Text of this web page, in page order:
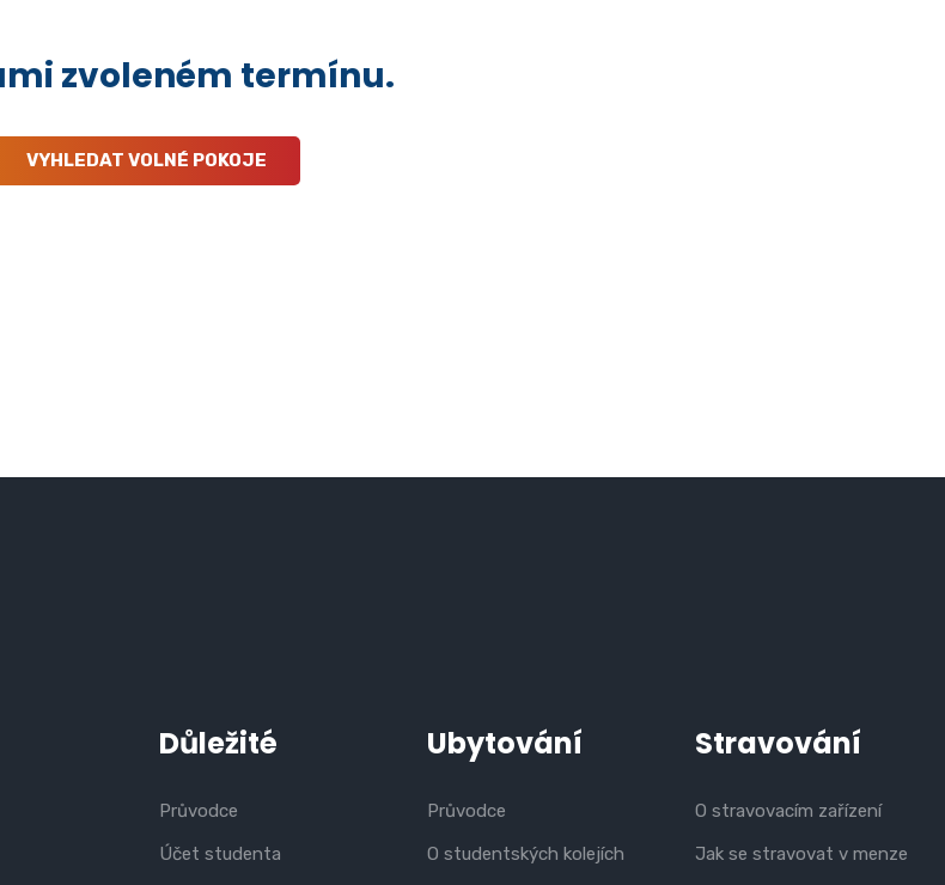
zvoleném termínu.
Důležité
Průvodce
Účet studenta
Ubytování
Průvodce
O studentských kolejích
Stravování
O stravovacím zařízení
Jak se stravovat v menze